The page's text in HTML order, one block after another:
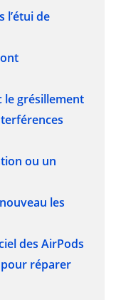
l’étui de
le grésillement
ou un
les
des AirPods
réparer